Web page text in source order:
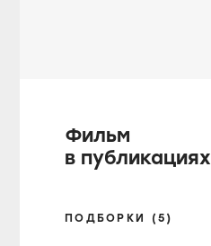
Фильм
в публикациях
ПОДБОРКИ (5)